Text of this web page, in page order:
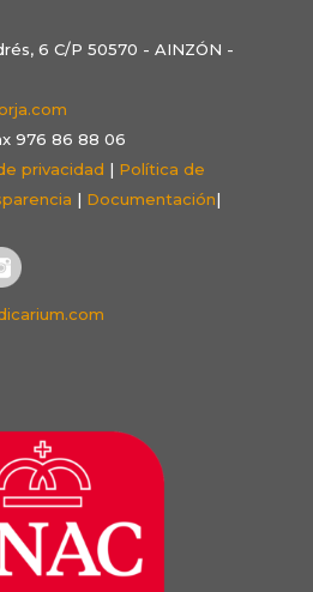
6 C/P 50570 - AINZÓN -
976 86 88 06
privacidad | Política de
| Documentación|